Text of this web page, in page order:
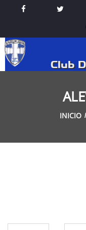
Club
INICIO